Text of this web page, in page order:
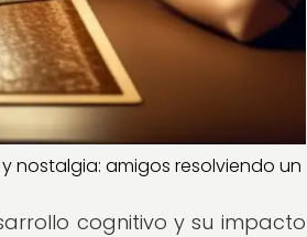
nostalgia: amigos resolviendo un
cognitivo y su impacto